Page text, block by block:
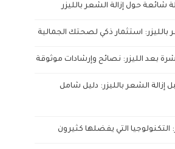
شائعة حول إزالة الشعر بالليزر
بالليزر: استثمار ذكي لصحتك الجمالية
بعد الليزر: نصائح وإرشادات موثوقة
إزالة الشعر بالليزر: دليل شامل
التكنولوجيا التي يفضلها كثيرون